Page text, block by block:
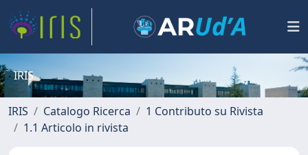
IRIS
IRIS Catalogo Ricerca
1 Contributo su Rivista
1.1 Articolo in rivista